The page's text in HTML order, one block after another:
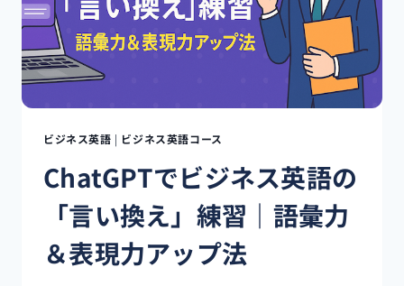
語
ト
グ：
国
前
に
や
る
べ
ビジネス英語 | ビジネス英語コース
ChatGPTでビジネス英語の
「言い換え」練習｜語彙力
＆表現力アップ法